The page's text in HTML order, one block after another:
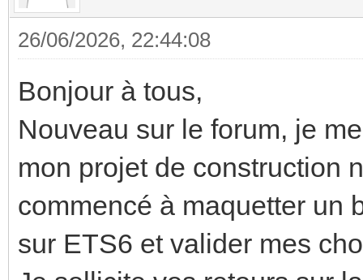
26/06/2026, 22:44:08
Bonjour à tous,
Nouveau sur le forum, je
mon projet de construction
commencé à maquetter un
sur ETS6 et valider mes